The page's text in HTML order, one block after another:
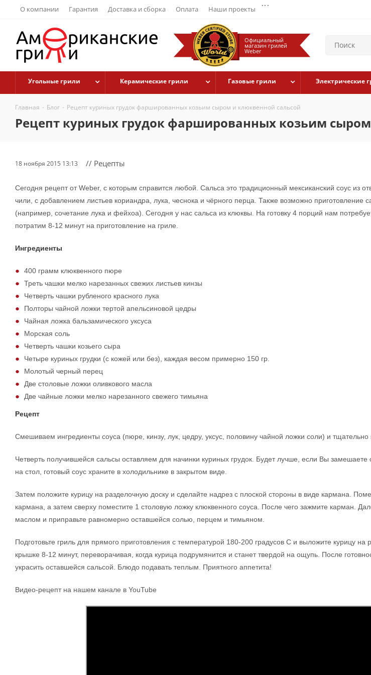
О компании Гарантия Доставка и сборка Оплата Наши проекты
...
Официальный
магазин грилей
Weber
Угольные грили Керамические грили Газовые грили Электрические
Главная - Блог - Рецепт куриных грудок фаршированных козьим сыром и клюквенной сальсой
Рецепт куриных грудок фаршированных козьим
18 ноября 2015 13:13 // Рецепты
Сегодня рецепт от Weber, с которым справится любой. Сальса это традиционный мексиканский соус из
чили, с добавлением листьев кориандра, лука, чеснока и чёрного перца. Также возможно приготовление
(например, сочетание лука и фейхоа). Сегодня у нас сальса из клюквы. На готовку 4 порций нам
потратим 8-12 минут на приготовление на гриле.
Ингредиенты
400 грамм клюквенного пюре
Треть чашки мелко нарезанных свежих листьев кинзы
Четверть чашки рубленого красного лука
Полторы чайной ложки тертой апельсиновой цедры
Чайная ложка бальзамического уксуса
Морская соль
Четверть чашки козьего сыра
Четыре куриных грудки (с кожей или без), каждая весом примерно 150 гр.
Молотый черный перец
Две столовые ложки оливкового масла
Две чайные ложки мелко нарезанного свежего тимьяна
Рецепт
Смешиваем ингредиенты соуса (пюре, кинзу, лук, цедру, уксус, половину чайной ложки соли) и
Четверть получившейся сальсы оставляем для начинки куриных грудок. Будет лучше, если Вы замешаете
на стол, готовый соус храните в холодильнике в закрытом виде.
Затем положите курицу на разделочную доску и сделайте надрез с плоской стороны в виде кармана.
кармана, а затем сверху поместите 1 столовую ложку клюквенного соуса. После чего зажмите карман.
маслом и приправьте равномерно оставшейся солью, перцем и тимьяном.
Подготовьте гриль для прямого приготовления с температурой 180-200 градусов C и выложите курицу на
крышке 8-12 минут, переворачивая, когда курица подрумянится и станет твердой на ощупь. После
украсить оставшейся сальсой. Блюдо подавать теплым. Приятного аппетита!
Видео-рецепт на нашем канале в YouTube